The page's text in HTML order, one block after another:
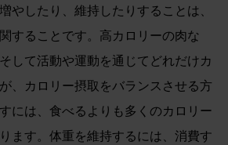
やしたり、維持したりすることは、
することです。高カロリーの肉な
して活動や運動を通じてどれだけカ
、カロリー摂取をバランスさせる方
には、食べるよりも多くのカロリー
ます。体重を維持するには、消費す